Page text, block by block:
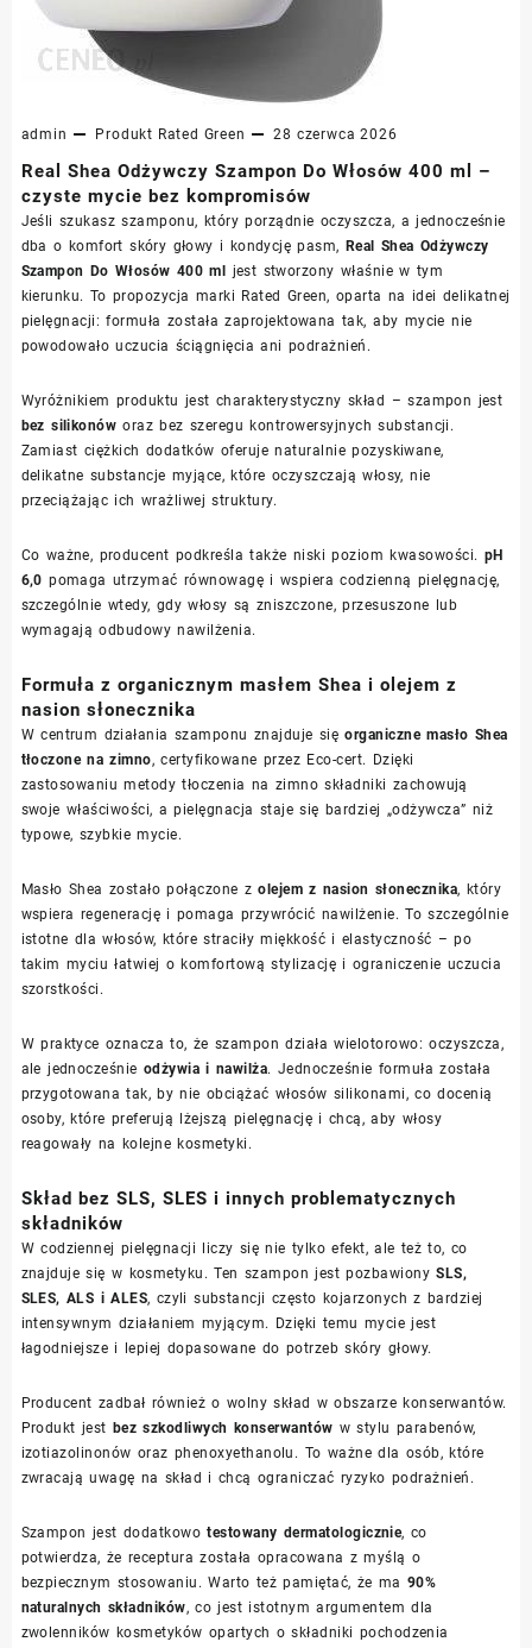
admin Produkt Rated Green 28 czerwca 2026
Real Shea Odżywczy Szampon Do Włosów 400 ml –
czyste mycie bez kompromisów
Jeśli szukasz szamponu, który porządnie oczyszcza, a jednocześnie
dba o komfort skóry głowy i kondycję pasm, Real Shea Odżywczy
Szampon Do Włosów 400 ml jest stworzony właśnie w tym
kierunku. To propozycja marki Rated Green, oparta na idei delikatnej
pielęgnacji: formuła została zaprojektowana tak, aby mycie nie
powodowało uczucia ściągnięcia ani podrażnień.
Wyróżnikiem produktu jest charakterystyczny skład – szampon jest
bez silikonów oraz bez szeregu kontrowersyjnych substancji.
Zamiast ciężkich dodatków oferuje naturalnie pozyskiwane,
delikatne substancje myjące, które oczyszczają włosy, nie
przeciążając ich wrażliwej struktury.
Co ważne, producent podkreśla także niski poziom kwasowości. pH
6,0 pomaga utrzymać równowagę i wspiera codzienną pielęgnację,
szczególnie wtedy, gdy włosy są zniszczone, przesuszone lub
wymagają odbudowy nawilżenia.
Formuła z organicznym masłem Shea i olejem z
nasion słonecznika
W centrum działania szamponu znajduje sięorganiczne masło Shea
tłoczone na zimno, certyfikowane przez Eco-cert. Dzięki
zastosowaniu metody tłoczenia na zimno składniki zachowują
swoje właściwości, a pielęgnacja staje się bardziej „odżywcza” niż
typowe, szybkie mycie.
Masło Shea zostało połączone zolejem z nasion słonecznika, który
wspiera regenerację i pomaga przywrócić nawilżenie. To szczególnie
istotne dla włosów, które straciły miękkość i elastyczność – po
takim myciu łatwiej o komfortową stylizację i ograniczenie uczucia
szorstkości.
W praktyce oznacza to, że szampon działa wielotorowo: oczyszcza,
ale jednocześnie odżywia i nawilża. Jednocześnie formuła została
przygotowana tak, by nie obciążać włosów silikonami, co docenią
osoby, które preferują lżejszą pielęgnację i chcą, aby włosy
reagowały na kolejne kosmetyki.
Skład bez SLS, SLES i innych problematycznych
składników
W codziennej pielęgnacji liczy się nie tylko efekt, ale też to, co
znajduje się w kosmetyku. Ten szampon jest pozbawionySLS,
SLES, ALS i ALES, czyli substancji często kojarzonych z bardziej
intensywnym działaniem myjącym. Dzięki temu mycie jest
łagodniejsze i lepiej dopasowane do potrzeb skóry głowy.
Producent zadbał również o wolny skład w obszarze konserwantów.
Produkt jest bez szkodliwych konserwantów w stylu parabenów,
izotiazolinonów oraz phenoxyethanolu. To ważne dla osób, które
zwracają uwagę na skład i chcą ograniczać ryzyko podrażnień.
Szampon jest dodatkowotestowany dermatologicznie, co
potwierdza, że receptura została opracowana z myślą o
bezpiecznym stosowaniu. Warto też pamiętać, że ma 90%
naturalnych składników, co jest istotnym argumentem dla
zwolenników kosmetyków opartych o składniki pochodzenia